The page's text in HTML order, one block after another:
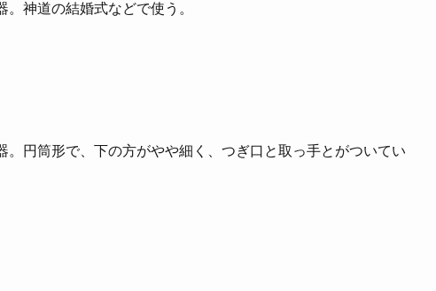
神道の結婚式などで使う。
円筒形で、下の方がやや細く、つぎ口と取っ手とがついてい